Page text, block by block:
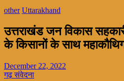
other Uttarakhand
उत्तराखंड जन विकास
के किसानों के साथ
December 22, 2022
गढ़ संवेदना